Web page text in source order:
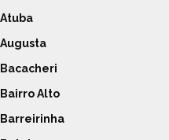
Atuba
Augusta
Bacacheri
Bairro Alto
Barreirinha